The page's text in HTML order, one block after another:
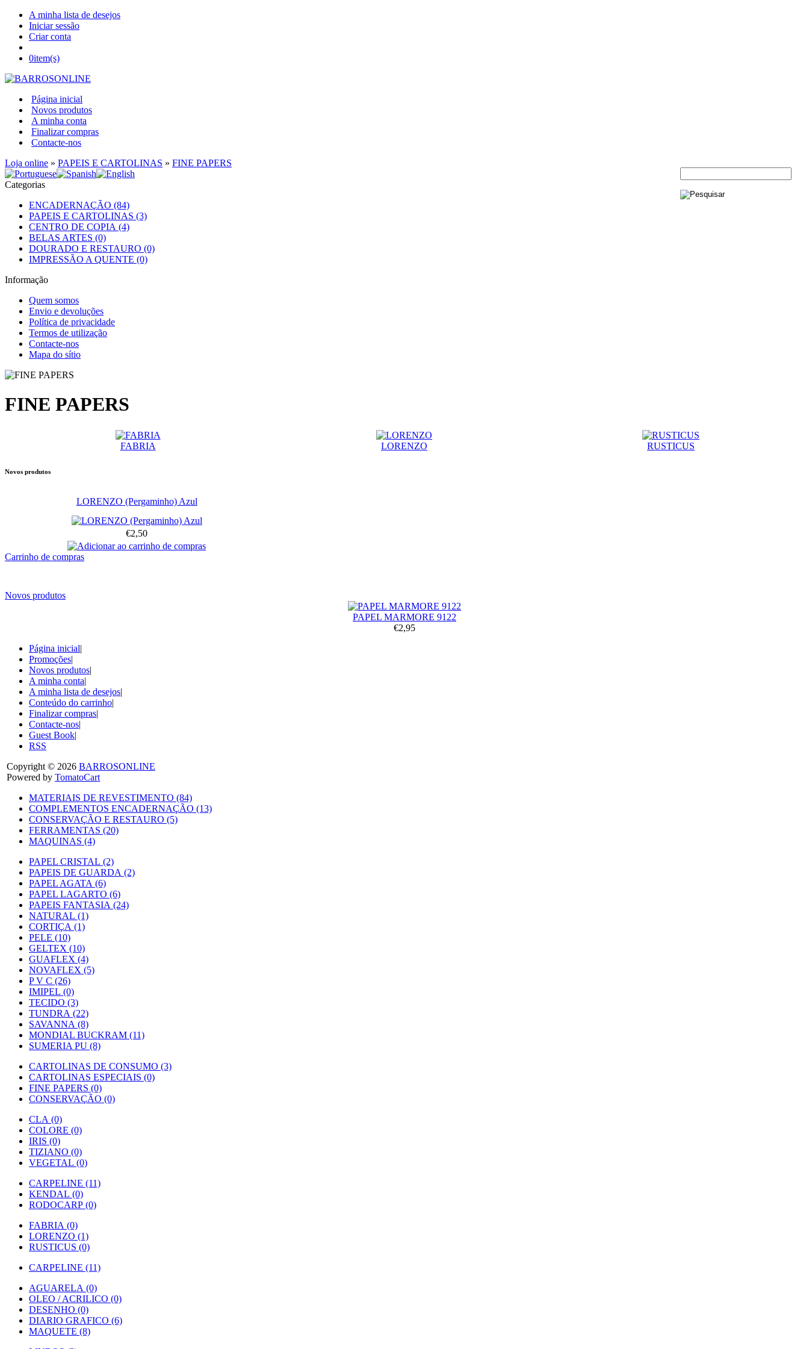
A minha lista de desejos
Iniciar sessão
Criar conta
0item(s)
Página inicial
Novos produtos
A minha conta
Finalizar compras
Contacte-nos
Loja online » PAPEIS E CARTOLINAS » FINE PAPERS
Categorias
ENCADERNAÇÃO (84)
PAPEIS E CARTOLINAS (3)
CENTRO DE COPIA (4)
BELAS ARTES (0)
DOURADO E RESTAURO (0)
IMPRESSÃO A QUENTE (0)
Informação
Quem somos
Envio e devoluções
Política de privacidade
Termos de utilização
Contacte-nos
Mapa do sítio
FINE PAPERS
FABRIA LORENZO RUSTICUS
Novos produtos
LORENZO (Pergaminho) Azul
€2,50
Carrinho de compras
Novos produtos
PAPEL MARMORE 9122
€2,95
Página inicial|
Promoções|
Novos produtos|
A minha conta|
A minha lista de desejos|
Conteúdo do carrinho|
Finalizar compras|
Contacte-nos|
Guest Book|
RSS
Copyright © 2026 BARROSONLINE
Powered by TomatoCart
MATERIAIS DE REVESTIMENTO (84)
COMPLEMENTOS ENCADERNAÇÃO (13)
CONSERVAÇÃO E RESTAURO (5)
FERRAMENTAS (20)
MAQUINAS (4)
PAPEL CRISTAL (2)
PAPEIS DE GUARDA (2)
PAPEL AGATA (6)
PAPEL LAGARTO (6)
PAPEIS FANTASIA (24)
NATURAL (1)
CORTIÇA (1)
PELE (10)
GELTEX (10)
GUAFLEX (4)
NOVAFLEX (5)
P V C (26)
IMIPEL (0)
TECIDO (3)
TUNDRA (22)
SAVANNA (8)
MONDIAL BUCKRAM (11)
SUMERIA PU (8)
CARTOLINAS DE CONSUMO (3)
CARTOLINAS ESPECIAIS (0)
FINE PAPERS (0)
CONSERVAÇÃO (0)
CLA (0)
COLORE (0)
IRIS (0)
TIZIANO (0)
VEGETAL (0)
CARPELINE (11)
KENDAL (0)
RODOCARP (0)
FABRIA (0)
LORENZO (1)
RUSTICUS (0)
CARPELINE (11)
AGUARELA (0)
OLEO / ACRILICO (0)
DESENHO (0)
DIARIO GRAFICO (6)
MAQUETE (8)